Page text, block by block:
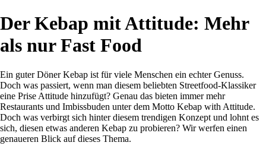
Der Kebap mit Attitude: Mehr
als nur Fast Food
Ein guter Döner Kebap ist für viele Menschen ein echter Genuss.
Doch was passiert, wenn man diesem beliebten Streetfood-Klassiker
eine Prise Attitude hinzufügt? Genau das bieten immer mehr
Restaurants und Imbissbuden unter dem Motto Kebap with Attitude.
Doch was verbirgt sich hinter diesem trendigen Konzept und lohnt es
sich, diesen etwas anderen Kebap zu probieren? Wir werfen einen
genaueren Blick auf dieses Thema.